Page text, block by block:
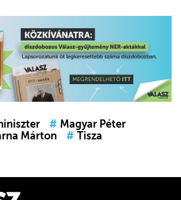
# Magyar Péter
Márton # Tisza